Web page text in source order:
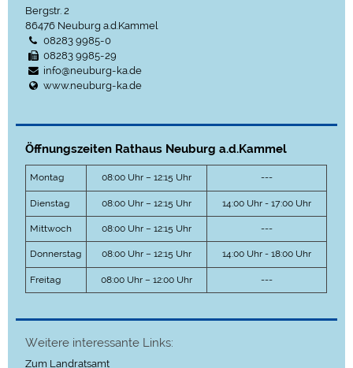
Bergstr. 2
86476 Neuburg a.d.Kammel
08283 9985-0
08283 9985-29
info@neuburg-ka.de
www.neuburg-ka.de
Öffnungszeiten Rathaus Neuburg a.d.Kammel
Montag 08:00 Uhr – 12:15 Uhr ---
Dienstag 08:00 Uhr – 12:15 Uhr 14:00 Uhr - 17:00 Uhr
Mittwoch 08:00 Uhr – 12:15 Uhr ---
Donnerstag 08:00 Uhr – 12:15 Uhr 14:00 Uhr - 18:00 Uhr
Freitag 08:00 Uhr – 12:00 Uhr ---
Weitere interessante Links:
Zum Landratsamt